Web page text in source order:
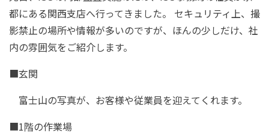
都にある関西支店へ行ってきました。 セキュリティ上、撮
影禁止の場所や情報が多いのですが、ほんの少しだけ、社
内の雰囲気をご紹介します。
■玄関
富士山の写真が、お客様や従業員を迎えてくれます。
■1階の作業場